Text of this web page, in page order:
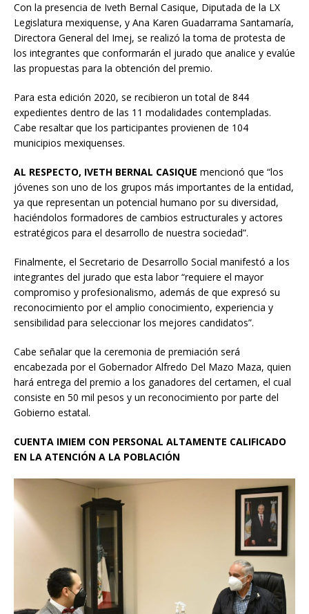
Con la presencia de Iveth Bernal Casique, Diputada de la LX
Legislatura mexiquense, y Ana Karen Guadarrama Santamaría,
Directora General del Imej, se realizó la toma de protesta de
los integrantes que conformarán el jurado que analice y evalúe
las propuestas para la obtención del premio.
Para esta edición 2020, se recibieron un total de 844
expedientes dentro de las 11 modalidades contempladas.
Cabe resaltar que los participantes provienen de 104
municipios mexiquenses.
AL RESPECTO, IVETH BERNAL CASIQUE mencionó que “los
jóvenes son uno de los grupos más importantes de la entidad,
ya que representan un potencial humano por su diversidad,
haciéndolos formadores de cambios estructurales y actores
estratégicos para el desarrollo de nuestra sociedad”.
Finalmente, el Secretario de Desarrollo Social manifestó a los
integrantes del jurado que esta labor “requiere el mayor
compromiso y profesionalismo, además de que expresó su
reconocimiento por el amplio conocimiento, experiencia y
sensibilidad para seleccionar los mejores candidatos”.
Cabe señalar que la ceremonia de premiación será
encabezada por el Gobernador Alfredo Del Mazo Maza, quien
hará entrega del premio a los ganadores del certamen, el cual
consiste en 50 mil pesos y un reconocimiento por parte del
Gobierno estatal.
CUENTA IMIEM CON PERSONAL ALTAMENTE CALIFICADO
EN LA ATENCIÓN A LA POBLACIÓN